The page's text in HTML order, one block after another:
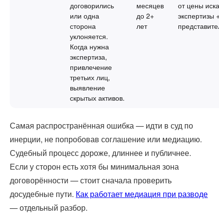
договорились
или одна
сторона
уклоняется.
Когда нужна
экспертиза,
привлечение
третьих лиц,
выявление
скрытых активов.
месяцев
до 2+
лет
от цены
экспертизы
Самая распространённая ошибка — идти в суд по
инерции, не попробовав соглашение или медиацию.
Судебный процесс дороже, длиннее и публичнее.
Если у сторон есть хотя бы минимальная зона
договорённости — стоит сначала проверить
досудебные пути. Как работает медиация при разводе
— отдельный разбор.